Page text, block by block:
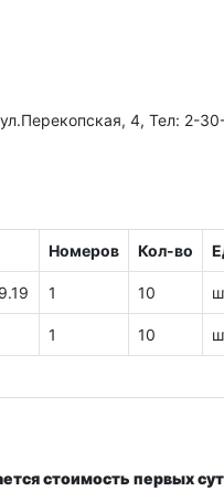
4, Тел: 2-
Номеров Кол-во
1 10
1 10
стоимость первых